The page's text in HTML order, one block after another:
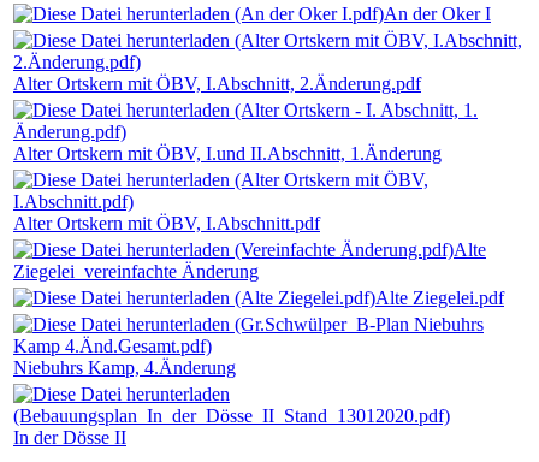
An der Oker I
Alter Ortskern mit ÖBV, I.Abschnitt, 2.Änderung.pdf
Alter Ortskern mit ÖBV, I.und II.Abschnitt, 1.Änderung
Alter Ortskern mit ÖBV, I.Abschnitt.pdf
Alte
Ziegelei_vereinfachte Änderung
Alte Ziegelei.pdf
Niebuhrs Kamp, 4.Änderung
In der Dösse II